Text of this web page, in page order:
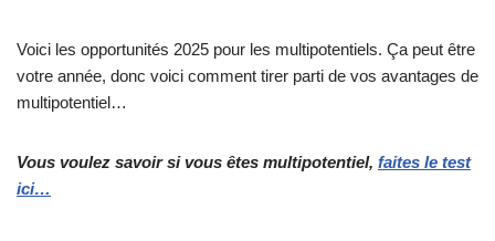
Voici les opportunités 2025 pour les multipotentiels. Ça peut être
votre année, donc voici comment tirer parti de vos avantages de
multipotentiel…
Vous voulez savoir si vous êtes multipotentiel, faites le test
ici…